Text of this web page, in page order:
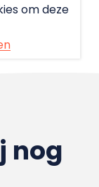
om deze
nog